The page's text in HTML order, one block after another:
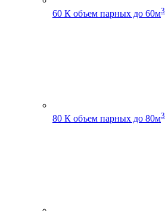
60 К объем парных до 60м3
80 К объем парных до 80м3